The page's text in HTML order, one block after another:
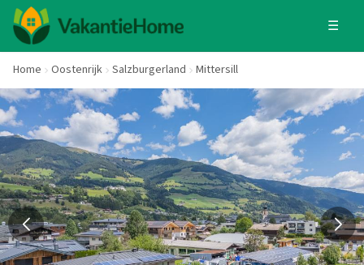
☰
Home Oostenrijk Salzburgerland Mittersill